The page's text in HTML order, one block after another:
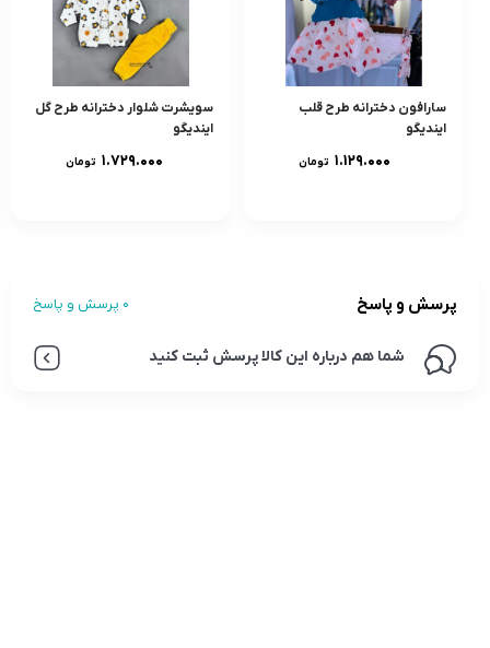
سارافون دخترانه طرح قلب
ایندیگو
۱.۱۲۹.۰۰۰ تومان
سویشرت شلوار دخترانه طرح گل
ایندیگو
۱.۷۲۹.۰۰۰ تومان
پرسش و پاسخ 0 پرسش و پاسخ
شما هم درباره این کالا پرسش ثبت کنید